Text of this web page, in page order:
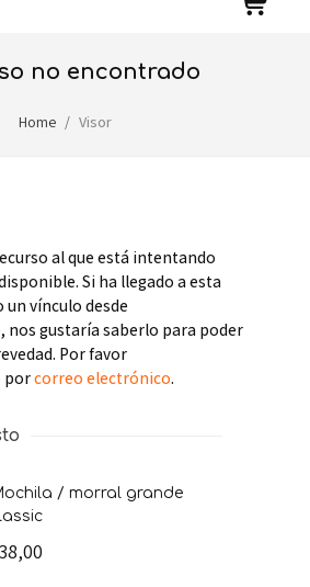
no encontrado
Home Visor
al que está intentando
Si ha llegado a esta
un vínculo desde
nos gustaría saberlo para poder
Por favor
porcorreo electrónico.